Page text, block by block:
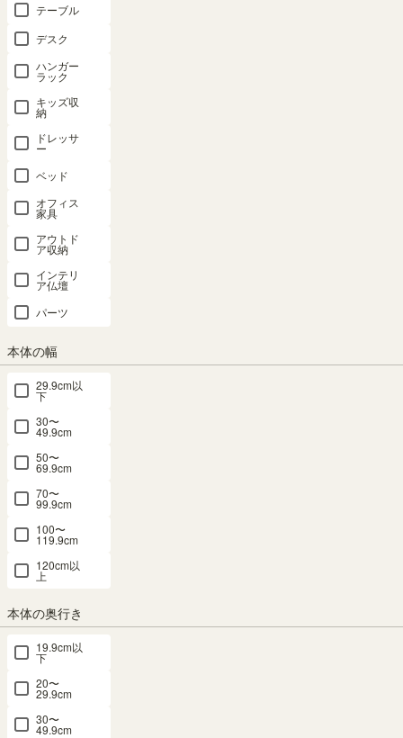
テーブル
デスク
ハンガー
ラック
キッズ収
納
ドレッサ
ー
ベッド
オフィス
家具
アウトド
ア収納
インテリ
ア仏壇
パーツ
本体の幅
29.9cm以
下
30〜
49.9cm
50〜
69.9cm
70〜
99.9cm
100〜
119.9cm
120cm以
上
本体の奥行き
19.9cm以
下
20〜
29.9cm
30〜
49.9cm
フリーラック 幅110cm 高さ114cm ナチュ
ラルブラウン 全棚可動 本棚 シェルフ セパ
ルテック SEP-1111NA
幅110.0 × 奥行28.3 × 高さ113.4（cm）
SALE 8月20日15:00まで
→登録はこちらから
¥